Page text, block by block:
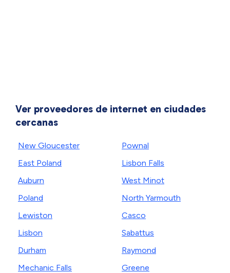
Ver proveedores de internet en ciudades
cercanas
New Gloucester
East Poland
Auburn
Poland
Lewiston
Lisbon
Durham
Mechanic Falls
Pownal
Lisbon Falls
West Minot
North Yarmouth
Casco
Sabattus
Raymond
Greene